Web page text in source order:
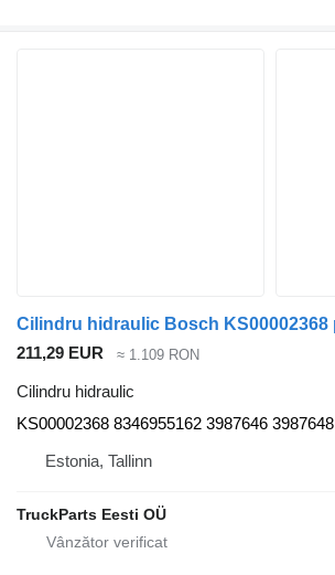
211,29 EUR ≈ 1.109 RON
Cilindru hidraulic
KS00002368 8346955162 3987646 3987648
Estonia, Tallinn
TruckParts Eesti OÜ